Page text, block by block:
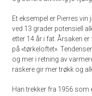
Et eksempel er Pierres
ved 13 grader potensiell
etter 14 år i fat. Årsaken
på «tørkeloftet».
og mer i retning av
raskere gir mer trøkk og
Han trekker fra 1956 som